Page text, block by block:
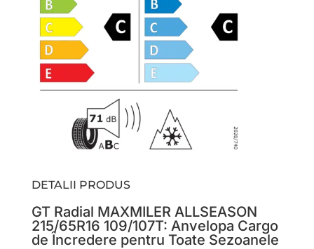
DETALII PRODUS
GT Radial MAXMILER ALLSEASON
215/65R16 109/107T: Anvelopa Cargo
de Încredere pentru Toate Sezoanele